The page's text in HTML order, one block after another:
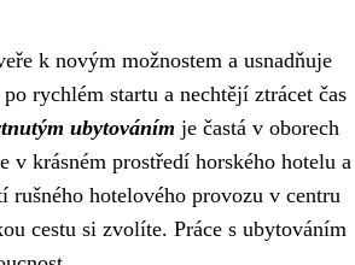
k novým možnostem a usnadňuje
rychlém startu a nechtějí ztrácet čas
ubytováním je častá v oborech
v krásném prostředí horského hotelu a
rušného hotelového provozu v centru
cestu si zvolíte. Práce s ubytováním